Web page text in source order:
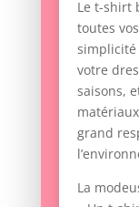
Le t-shirt
toutes
votre
saisons,
grand
La